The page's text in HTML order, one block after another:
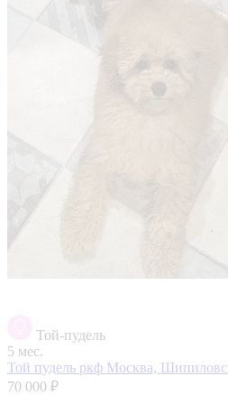
Той-пудель
5 мес.
Той пудель ркф Москва,
70 000 ₽